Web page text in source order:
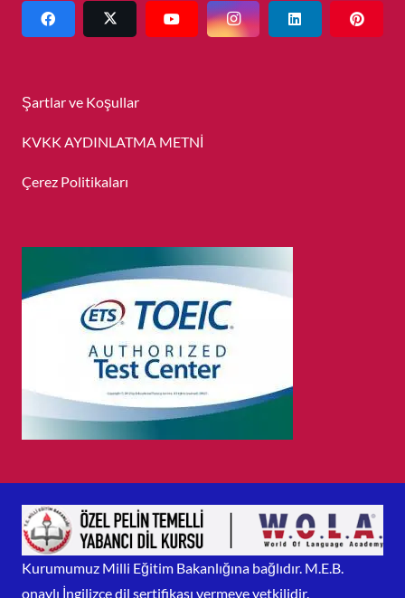
Şartlar ve Koşullar
KVKK AYDINLATMA METNİ
Çerez Politikaları
Kurumumuz Milli Eğitim Bakanlığına bağlıdır. M.E.B.
onaylı İngilizce dil sertifikası vermeye yetkilidir.